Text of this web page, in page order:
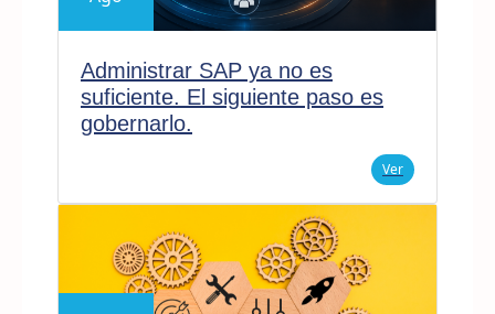
Administrar SAP ya no es
suficiente. El siguiente paso es
gobernarlo.
Ver